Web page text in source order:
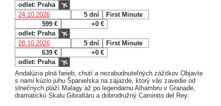
odlet: Praha
24.10.2026
5 dní
First Minute
599 €
+0 €
odlet: Praha
28.10.2026
5 dní
First Minute
639 €
+0 €
odlet: Praha
Andalúzia plná farieb, chutí a nezabudnuteľných zážitkov Objavte
s nami kúzlo juhu Španielska na zájazde, ktorý vás zavedie od
slnečných pláží Malagy až po legendárnu Alhambru v Granade,
dramatickú Skalu Gibraltáru a dobrodružný Caminito del Rey.